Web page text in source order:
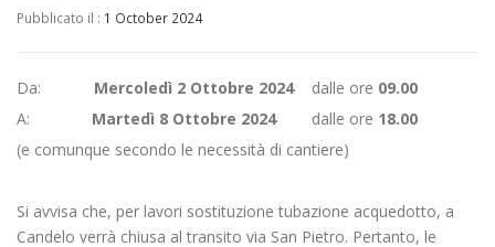
Pubblicato il : 1 October 2024
Da: Mercoledì 2 Ottobre 2024 dalle ore 09.00
A: Martedì 8 Ottobre 2024 dalle ore 18.00
(e comunque secondo le necessità di cantiere)
Si avvisa che, per lavori sostituzione tubazione acquedotto, a
Candelo verrà chiusa al transito via San Pietro. Pertanto, le